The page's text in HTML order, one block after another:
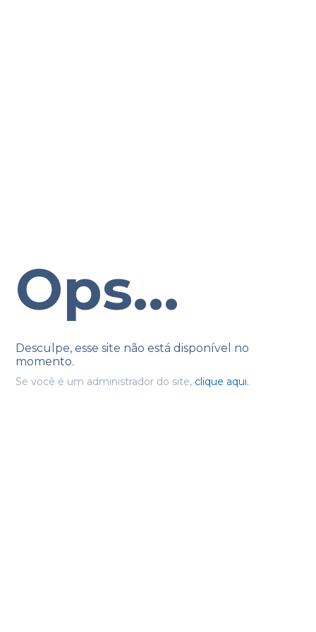
Ops...
Desculpe, esse site não está disponível no
momento.
Se você é um administrador do site, clique aqui.